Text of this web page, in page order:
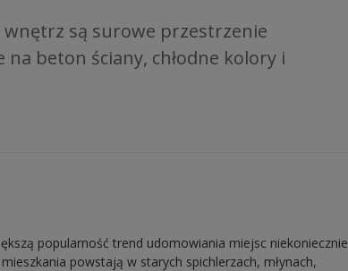
są surowe przestrzenie
beton ściany, chłodne kolory i
popularność trend udomowiania miejsc niekoniecznie
powstają w starych spichlerzach, młynach,